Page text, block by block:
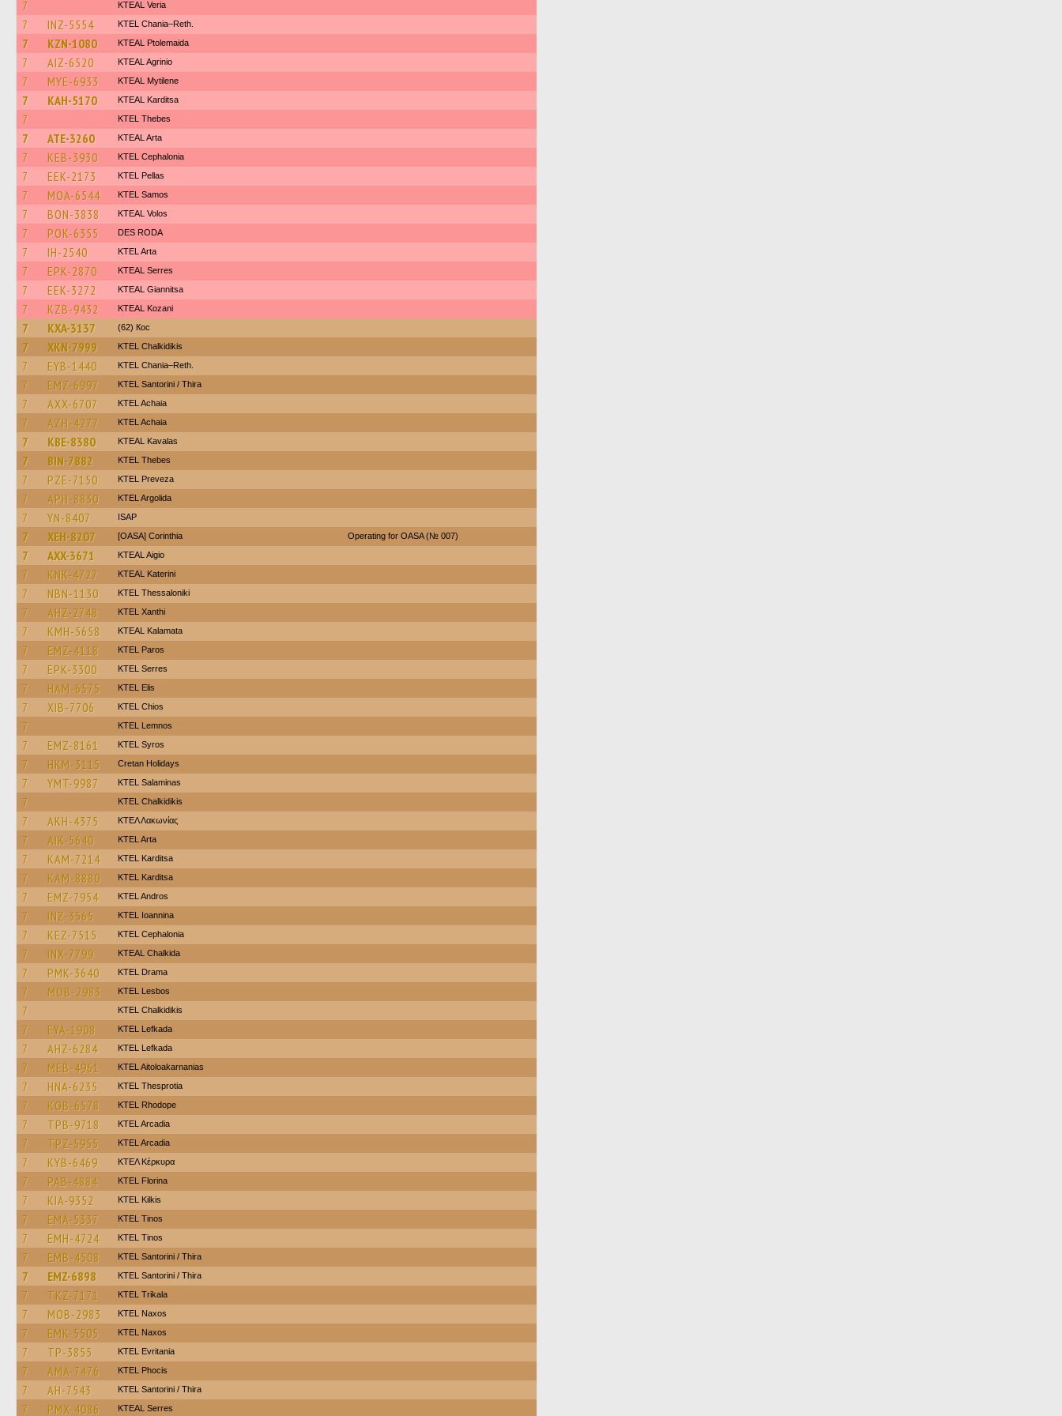
7 KTEAL Veria
7 INZ-5554 KTEL Chania–Reth.
7 KZN-1080 KTEAL Ptolemaida
7 AIZ-6520 KTEAL Agrinio
7 MYE-6933 KTEAL Mytilene
7 KAH-5170 KTEAL Karditsa
7 KTEL Thebes
7 ATE-3260 KTEAL Arta
7 KEB-3930 KTEL Cephalonia
7 EEK-2173 KTEL Pellas
7 MOA-6544 KTEL Samos
7 BON-3838 KTEAL Volos
7 POK-6355 DES RODA
7 IH-2540 KTEL Arta
7 EPK-2870 KTEAL Serres
7 EEK-3272 KTEAL Giannitsa
7 KZB-9432 KTEAL Kozani
7 KXA-3137 (62) Кос
7 XKN-7999 ΚΤΕL Chalkidikis
7 EYB-1440 KTEL Chania–Reth.
7 EMZ-6997 KTEL Santorini / Thira
7 AXX-6707 KTEL Achaia
7 AZH-4277 KTEL Achaia
7 KBE-8380 KTEAL Kavalas
7 BIN-7882 KTEL Thebes
7 PZE-7150 KTEL Preveza
7 APH-8830 KTEL Argolida
7 YN-8407 ISAP
7 XEH-8207 [OASA] Corinthia Operating for OASA (№ 007)
7 AXX-3671 KTEAL Aigio
7 KNK-4727 KTEAL Katerini
7 NBN-1130 KTEL Thessaloniki
7 AHZ-2748 KTEL Xanthi
7 KMH-5658 KTEAL Kalamata
7 EMZ-4118 KTEL Paros
7 EPK-3300 KTEL Serres
7 HAM-6575 KTEL Elis
7 XIB-7706 KTEL Chios
7 KTEL Lemnos
7 EMZ-8161 KTEL Syros
7 HKM-3115 Cretan Holidays
7 YMT-9987 KTEL Salaminas
7 ΚΤΕL Chalkidikis
7 AKH-4375 ΚΤΕΛ Λακωνίας
7 AIK-5640 KTEL Arta
7 KAM-7214 ΚΤΕL Karditsa
7 KAM-8880 ΚΤΕL Karditsa
7 EMZ-7954 KTEL Andros
7 INZ-3565 KTEL Ioannina
7 KEZ-7515 KTEL Cephalonia
7 INX-7799 KTEAL Chalkida
7 PMK-3640 KTEL Drama
7 MOB-2983 KTEL Lesbos
7 ΚΤΕL Chalkidikis
7 EYA-1908 KTEL Lefkada
7 AHZ-6284 KTEL Lefkada
7 MEB-4961 KTEL Aitoloakarnanias
7 HNA-6235 KTEL Thesprotia
7 KOB-6578 KTEL Rhodope
7 TPB-9718 KTEL Arcadia
7 TPZ-5955 KTEL Arcadia
7 KYB-6469 ΚΤΕΛ Κέρκυρα
7 PAB-4884 KTEL Florina
7 KIA-9352 KTEL Kilkis
7 EMA-5337 KTEL Tinos
7 EMH-4724 KTEL Tinos
7 EMB-4508 KTEL Santorini / Thira
7 EMZ-6898 KTEL Santorini / Thira
7 TKZ-7171 ΚΤΕL Τrikala
7 MOB-2983 KTEL Naxos
7 EMK-5505 KTEL Naxos
7 TP-3855 ΚΤΕL Evritania
7 AMA-7476 ΚΤΕL Phocis
7 AH-7543 KTEL Santorini / Thira
7 PMX-4086 KTEAL Serres